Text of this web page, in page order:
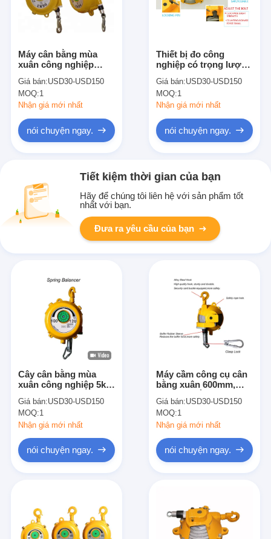
Máy cân bằng mùa
xuân công nghiệp
Giá bán:USD30-USD150
MOQ:1
Nhận giá mới nhất
nói chuyện ngay.
Thiết bị đo công
nghiệp có trọng lượng
Giá bán:USD30-USD150
MOQ:1
Nhận giá mới nhất
nói chuyện ngay.
Tiết kiệm thời gian của bạn
Hãy để chúng tôi liên hệ với sản phẩm tốt
nhất với bạn.
Đưa ra yêu cầu của bạn
Cây cân bằng mùa
xuân công nghiệp 5kg
mét loại phẳng
Giá bán:USD30-USD150
MOQ:1
Nhận giá mới nhất
nói chuyện ngay.
Máy cầm công cụ cân
bằng xuân 600mm,
động 10 kg
Giá bán:USD30-USD150
MOQ:1
Nhận giá mới nhất
nói chuyện ngay.